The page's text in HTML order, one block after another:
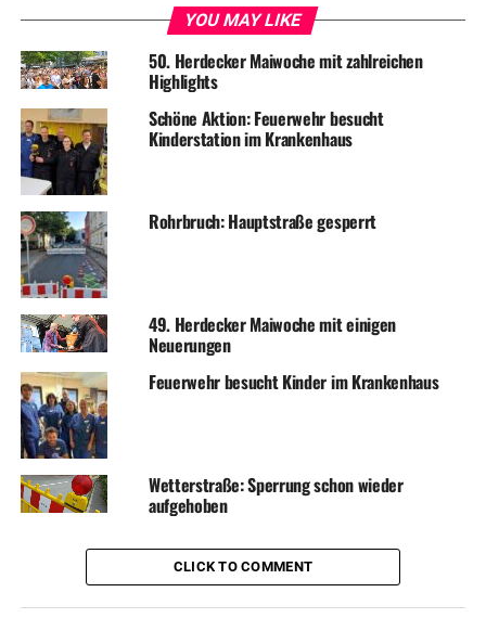
YOU MAY LIKE
50. Herdecker Maiwoche mit zahlreichen
Highlights
Schöne Aktion: Feuerwehr besucht
Kinderstation im Krankenhaus
Rohrbruch: Hauptstraße gesperrt
49. Herdecker Maiwoche mit einigen
Neuerungen
Feuerwehr besucht Kinder im Krankenhaus
Wetterstraße: Sperrung schon wieder
aufgehoben
CLICK TO COMMENT